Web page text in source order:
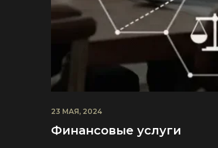
23 МАЯ, 2024
Финансовые услуги